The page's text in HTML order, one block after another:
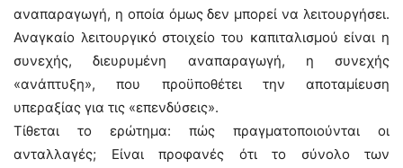
αναπαραγωγή, η οποία όμως δεν μπορεί να λειτουργήσει.
Αναγκαίο λειτουργικό στοιχείο του καπιταλισμού είναι η
συνεχής, διευρυμένη αναπαραγωγή, η συνεχής
«ανάπτυξη», που προϋποθέτει την αποταμίευση
υπεραξίας για τις «επενδύσεις».
Τίθεται το ερώτημα: πώς πραγματοποιούνται οι
ανταλλαγές; Είναι προφανές ότι το σύνολο των